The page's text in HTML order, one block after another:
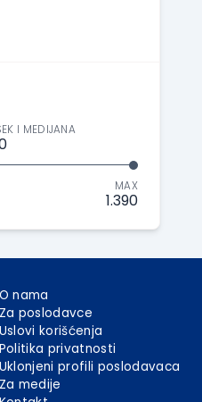
I MEDIJANA
MAX
1.390
O nama
Za poslodavce
Uslovi korišćenja
Politika privatnosti
Uklonjeni profili poslodavaca
Za medije